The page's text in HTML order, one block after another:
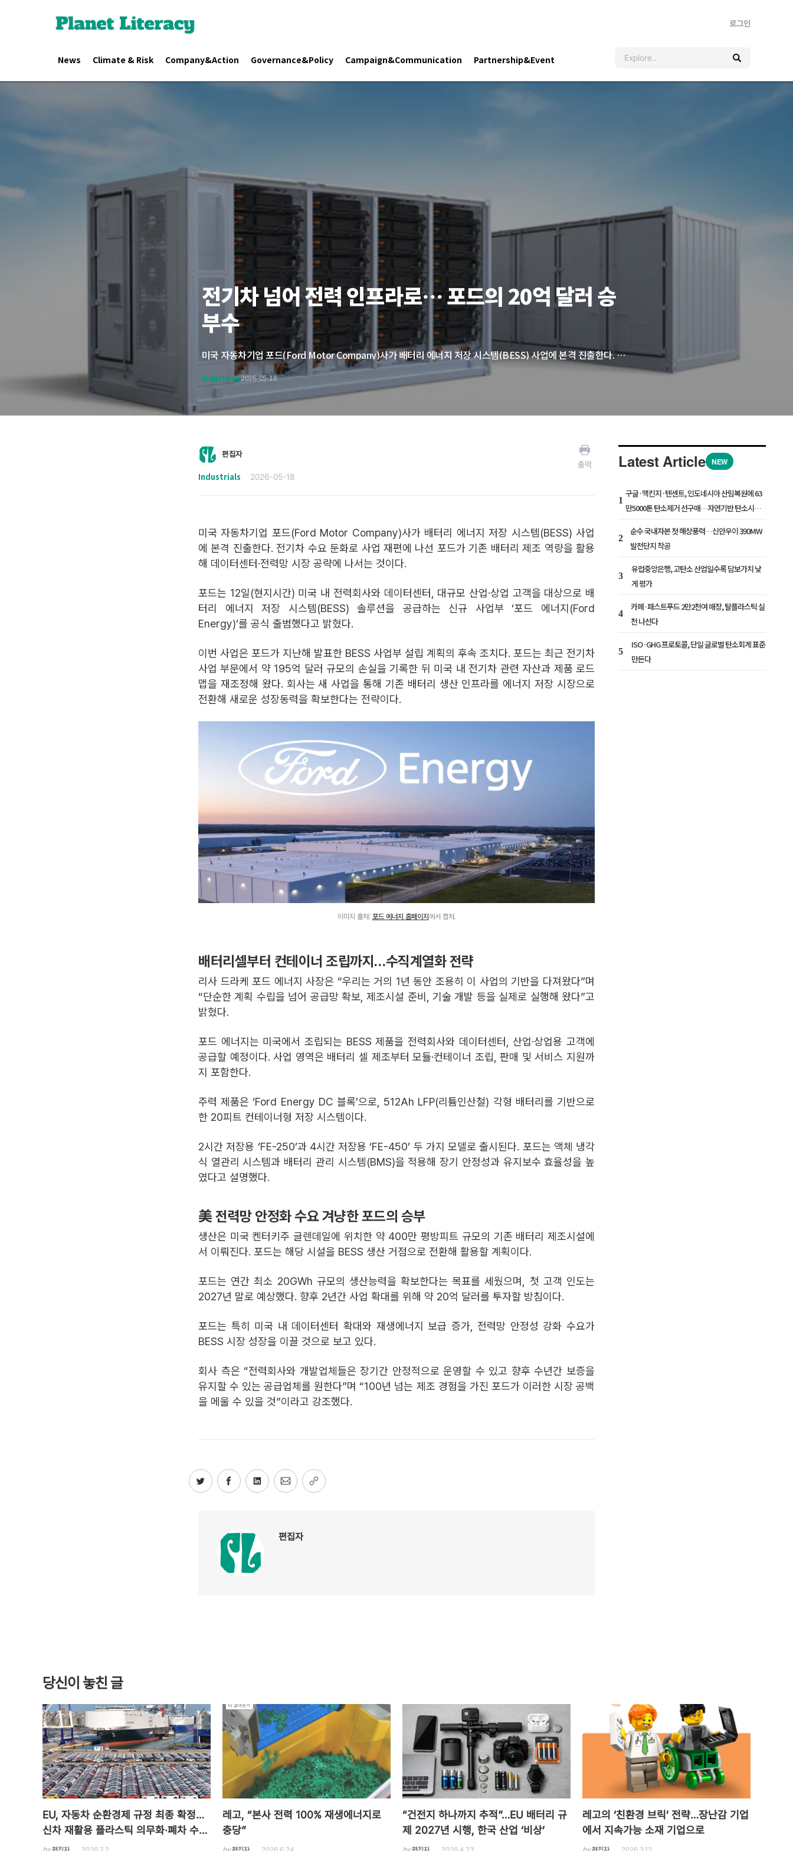
로그인
News Climate & Risk Company&Action Governance&Policy Campaign&Communication Partnership&Event
전기차 넘어 전력 인프라로… 포드의 20억 달러 승
부수
미국 자동차기업 포드(Ford Motor Company)사가 배터리 에너지 저장 시스템(BESS) 사업에 본격 진출한다. 전기차 수요 둔화로 사업 재편에 나선 포드가 기존 배터리 제조 역량을 활용해 데이터센터·전력망 시장 공략에 나서는 것이다.
Industrials2026-05-18
편집자
출력
Industrials 2026-05-18
미국 자동차기업 포드(Ford Motor Company)사가 배터리 에너지 저장 시스템(BESS) 사업
에 본격 진출한다. 전기차 수요 둔화로 사업 재편에 나선 포드가 기존 배터리 제조 역량을 활용
해 데이터센터·전력망 시장 공략에 나서는 것이다.
포드는 12일(현지시간) 미국 내 전력회사와 데이터센터, 대규모 산업·상업 고객을 대상으로 배
터리 에너지 저장 시스템(BESS) 솔루션을 공급하는 신규 사업부 ‘포드 에너지(Ford
Energy)’를 공식 출범했다고 밝혔다.
이번 사업은 포드가 지난해 발표한 BESS 사업부 설립 계획의 후속 조치다. 포드는 최근 전기차
사업 부문에서 약 195억 달러 규모의 손실을 기록한 뒤 미국 내 전기차 관련 자산과 제품 로드
맵을 재조정해 왔다. 회사는 새 사업을 통해 기존 배터리 생산 인프라를 에너지 저장 시장으로
전환해 새로운 성장동력을 확보한다는 전략이다.
이미지 출처: 포드 에너지 홈페이지 에서 캡처.
배터리셀부터 컨테이너 조립까지…수직계열화 전략
리사 드라케 포드 에너지 사장은 “우리는 거의 1년 동안 조용히 이 사업의 기반을 다져왔다”며
“단순한 계획 수립을 넘어 공급망 확보, 제조시설 준비, 기술 개발 등을 실제로 실행해 왔다”고
밝혔다.
포드 에너지는 미국에서 조립되는 BESS 제품을 전력회사와 데이터센터, 산업·상업용 고객에
공급할 예정이다. 사업 영역은 배터리 셀 제조부터 모듈·컨테이너 조립, 판매 및 서비스 지원까
지 포함한다.
주력 제품은 ‘Ford Energy DC 블록’으로, 512Ah LFP(리튬인산철) 각형 배터리를 기반으로
한 20피트 컨테이너형 저장 시스템이다.
2시간 저장용 ‘FE-250’과 4시간 저장용 ‘FE-450’ 두 가지 모델로 출시된다. 포드는 액체 냉각
식 열관리 시스템과 배터리 관리 시스템(BMS)을 적용해 장기 안정성과 유지보수 효율성을 높
였다고 설명했다.
美 전력망 안정화 수요 겨냥한 포드의 승부
생산은 미국 켄터키주 글렌데일에 위치한 약 400만 평방피트 규모의 기존 배터리 제조시설에
서 이뤄진다. 포드는 해당 시설을 BESS 생산 거점으로 전환해 활용할 계획이다.
포드는 연간 최소 20GWh 규모의 생산능력을 확보한다는 목표를 세웠으며, 첫 고객 인도는
2027년 말로 예상했다. 향후 2년간 사업 확대를 위해 약 20억 달러를 투자할 방침이다.
포드는 특히 미국 내 데이터센터 확대와 재생에너지 보급 증가, 전력망 안정성 강화 수요가
BESS 시장 성장을 이끌 것으로 보고 있다.
회사 측은 “전력회사와 개발업체들은 장기간 안정적으로 운영할 수 있고 향후 수년간 보증을
유지할 수 있는 공급업체를 원한다”며 “100년 넘는 제조 경험을 가진 포드가 이러한 시장 공백
을 메울 수 있을 것”이라고 강조했다.
편집자
Latest Article NEW
1
구글·맥킨지·텐센트, 인도네시아 산림복원에 63
만5000톤 탄소제거 선구매…자연기반 탄소시장
2
순수 국내자본 첫 해상풍력…신안우이 390MW
발전단지 착공
3
유럽중앙은행, 고탄소 산업일수록 담보가치 낮
게 평가
4
카페·패스트푸드 2만2천여 매장, 탈플라스틱 실
천 나선다
5
ISO·GHG 프로토콜, 단일 글로벌 탄소회계 표준
만든다
당신이 놓친 글
EU, 자동차 순환경제 규정 최종 확정…
신차 재활용 플라스틱 의무화·폐차 수출
규제 강화
레고, “본사 전력 100% 재생에너지로
충당”
“건전지 하나까지 추적”…EU 배터리 규
제 2027년 시행, 한국 산업 ‘비상’
레고의 ‘친환경 브릭’ 전략…장난감 기업
에서 지속가능 소재 기업으로